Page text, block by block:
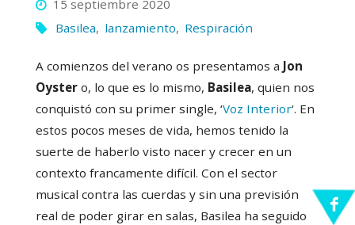
15 septiembre 2020
Basilea, lanzamiento, Respiración
A comienzos del verano os presentamos a Jon
Oystero, lo que es lo mismo, Basilea, quien nos
conquistó con su primer single, ‘Voz Interior‘. En
estos pocos meses de vida, hemos tenido la
suerte de haberlo visto nacer y crecer en un
contexto francamente difícil. Con el sector
musical contra las cuerdas y sin una previsión
real de poder girar en salas, Basilea ha seguido